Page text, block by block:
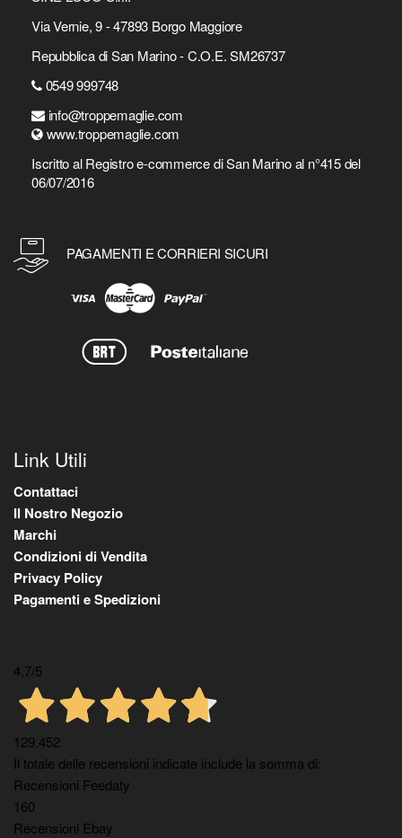
Via Vernie, 9 - 47893 Borgo Maggiore
Repubblica di San Marino - C.O.E. SM26737
0549 999748
info@troppemaglie.com
www.troppemaglie.com
Iscritto al Registro e-commerce di San Marino al n°415 del
06/07/2016
PAGAMENTI E CORRIERI SICURI
Link Utili
Contattaci
Il Nostro Negozio
Marchi
Condizioni di Vendita
Privacy Policy
Pagamenti e Spedizioni
4,7/5
129.452
Il totale delle recensioni indicate include la somma di:
Recensioni Feedaty
160
Recensioni Ebay